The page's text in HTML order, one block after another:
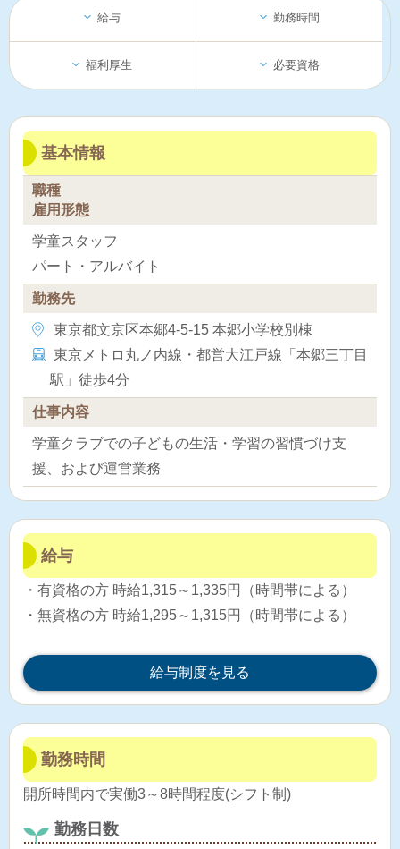
給与 勤務時間
福利厚生 必要資格
基本情報
職種
雇用形態
学童スタッフ
パート・アルバイト
勤務先
東京都文京区本郷4-5-15 本郷小学校別棟
東京メトロ丸ノ内線・都営大江戸線「本郷三丁目
駅」徒歩4分
仕事内容
学童クラブでの子どもの生活・学習の習慣づけ支
援、および運営業務
給与
・有資格の方 時給1,315～1,335円（時間帯による）
・無資格の方 時給1,295～1,315円（時間帯による）
給与制度を見る
勤務時間
開所時間内で実働3～8時間程度(シフト制)
勤務日数